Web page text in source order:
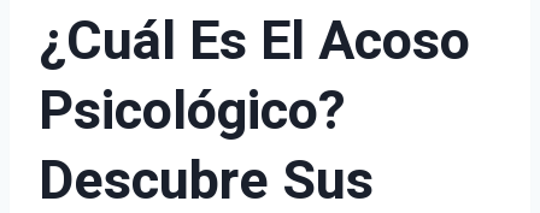
¿Cuál Es El Acoso
Psicológico?
Descubre Sus